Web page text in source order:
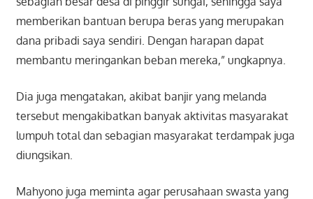
memberikan bantuan berupa beras yang merupakan
dana pribadi saya sendiri. Dengan harapan dapat
membantu meringankan beban mereka,” ungkapnya.
Dia juga mengatakan, akibat banjir yang melanda
tersebut mengakibatkan banyak aktivitas masyarakat
lumpuh total dan sebagian masyarakat terdampak juga
diungsikan.
Mahyono juga meminta agar perusahaan swasta yang